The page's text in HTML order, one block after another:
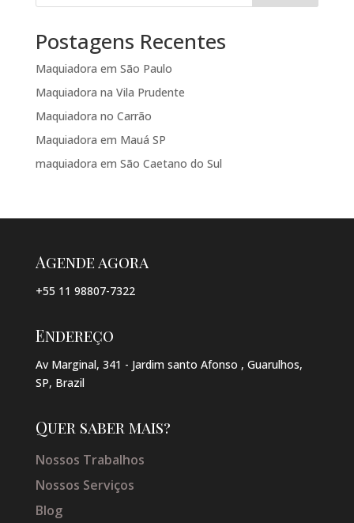
Postagens Recentes
Maquiadora em São Paulo
Maquiadora na Vila Prudente
Maquiadora no Carrão
Maquiadora em Mauá SP
maquiadora em São Caetano do Sul
Agende agora
+55 11 98807-7322
Endereço
Av Marginal, 341 - Jardim santo Afonso , Guarulhos,
SP, Brazil
Quer saber mais?
Nossos Trabalhos
Nossos Serviços
Blog